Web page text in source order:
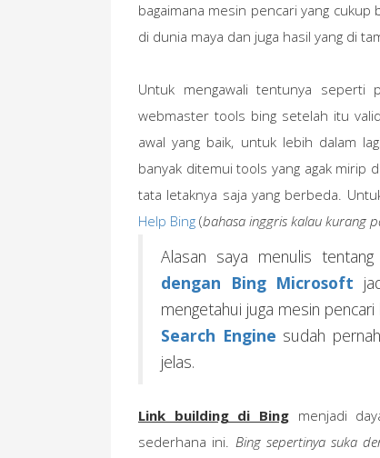
bagaimana mesin pencari yang
di dunia maya dan juga hasil yang di
Untuk mengawali tentunya
webmaster tools bing setelah itu
awal yang baik, untuk lebih dalam
banyak ditemui tools yang agak mirip
tata letaknya saja yang berbeda.
Help Bing (bahasa inggris kalau kurang
Alasan saya menulis
dengan Bing Microsoft
mengetahui juga mesin
Search Engine sudah
jelas.
Link building di Bing menjadi
sederhana ini. Bing sepertinya suka